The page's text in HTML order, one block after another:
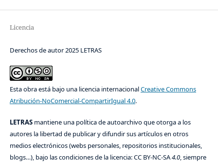
Licencia
Derechos de autor 2025 LETRAS
Esta obra está bajo una licencia internacionalCreative Commons
Atribución-NoComercial-CompartirIgual 4.0.
LETRASmantiene una política de autoarchivo que otorga a los
autores la libertad de publicar y difundir sus artículos en otros
medios electrónicos (webs personales, repositorios institucionales,
blogs…), bajo las condiciones de la licencia: CC BY-NC-SA4.0, siempre